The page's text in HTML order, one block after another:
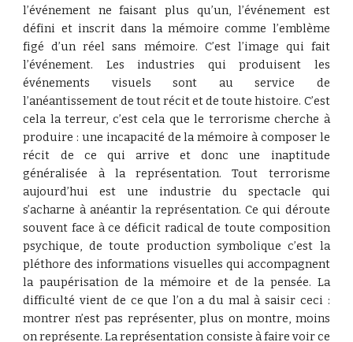
l’événement ne faisant plus qu’un, l’événement est
défini et inscrit dans la mémoire comme l’emblème
figé d’un réel sans mémoire. C’est l’image qui fait
l’événement. Les industries qui produisent les
événements visuels sont au service de
l’anéantissement de tout récit et de toute histoire. C’est
cela la terreur, c’est cela que le terrorisme cherche à
produire : une incapacité de la mémoire à composer le
récit de ce qui arrive et donc une inaptitude
généralisée à la représentation. Tout terrorisme
aujourd’hui est une industrie du spectacle qui
s’acharne à anéantir la représentation. Ce qui déroute
souvent face à ce déficit radical de toute composition
psychique, de toute production symbolique c’est la
pléthore des informations visuelles qui accompagnent
la paupérisation de la mémoire et de la pensée. La
difficulté vient de ce que l’on a du mal à saisir ceci :
montrer n’est pas représenter, plus on montre, moins
on représente. La représentation consiste à faire voir ce